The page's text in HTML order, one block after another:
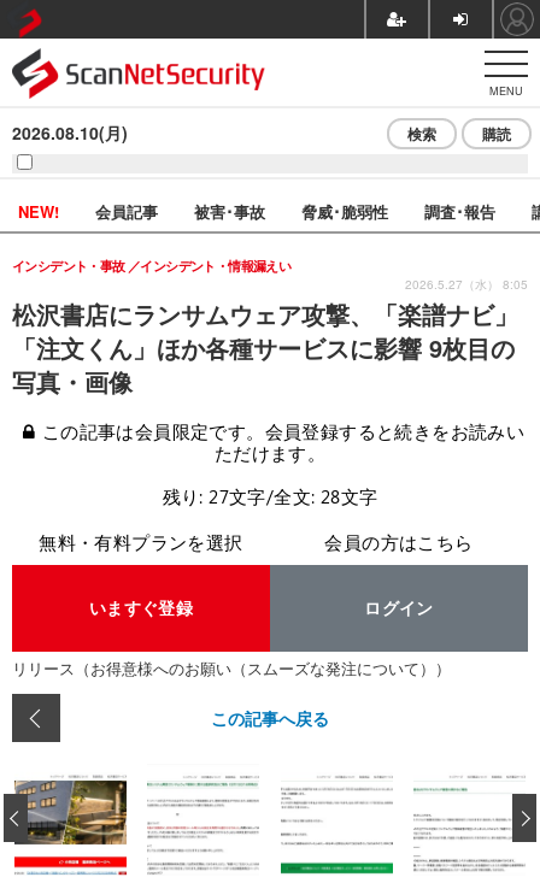
MENU
2026.08.10(月) 検索 購読
NEW! 会員記事 被害･事故 脅威･脆弱性 調査･報告
松沢書店にランサムウェア攻撃、「楽譜ナビ」
「注文くん」ほか各種サービスに影響 9枚目の
写真・画像
インシデント・事故 インシデント・情報漏えい
2026.5.27（水） 8:05
この記事は会員限定です。会員登録すると続きをお読みい
ただけます。
残り: 27文字/全文: 28文字
無料・有料プランを選択
いますぐ登録
会員の方はこちら
ログイン
リリース（お得意様へのお願い（スムーズな発注について））
この記事へ戻る
‹